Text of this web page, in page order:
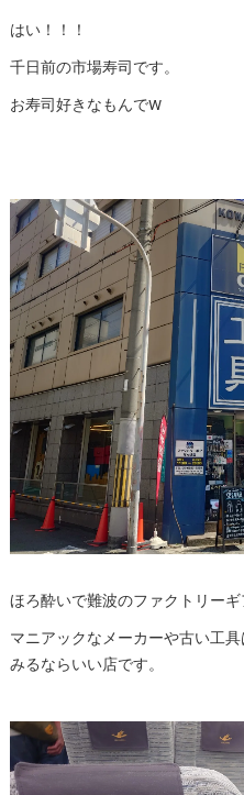
はい！！！
千日前の市場寿司です。
お寿司好きなもんでW
ほろ酔いで難波のファクトリーギ
マニアックなメーカーや古い工
みるならいい店です。